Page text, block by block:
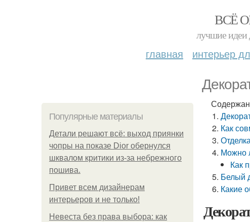
ВСЁ
лучшие идеи
главная интерьер
Популярные материалы
Детали решают всё: выход приянки
чопры на показе Dior обернулся
шквалом критики из-за небрежного
пошива.
Привет всем дизайнерам
интерьеров и не только!
Невеста без права выбора: как
Как
Можно
Как
Белый
Какие